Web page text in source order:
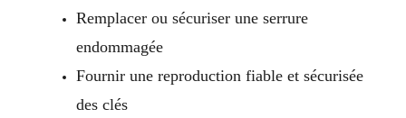
Remplacer ou sécuriser une serrure
endommagée
Fournir une reproduction fiable et sécurisée
des clés